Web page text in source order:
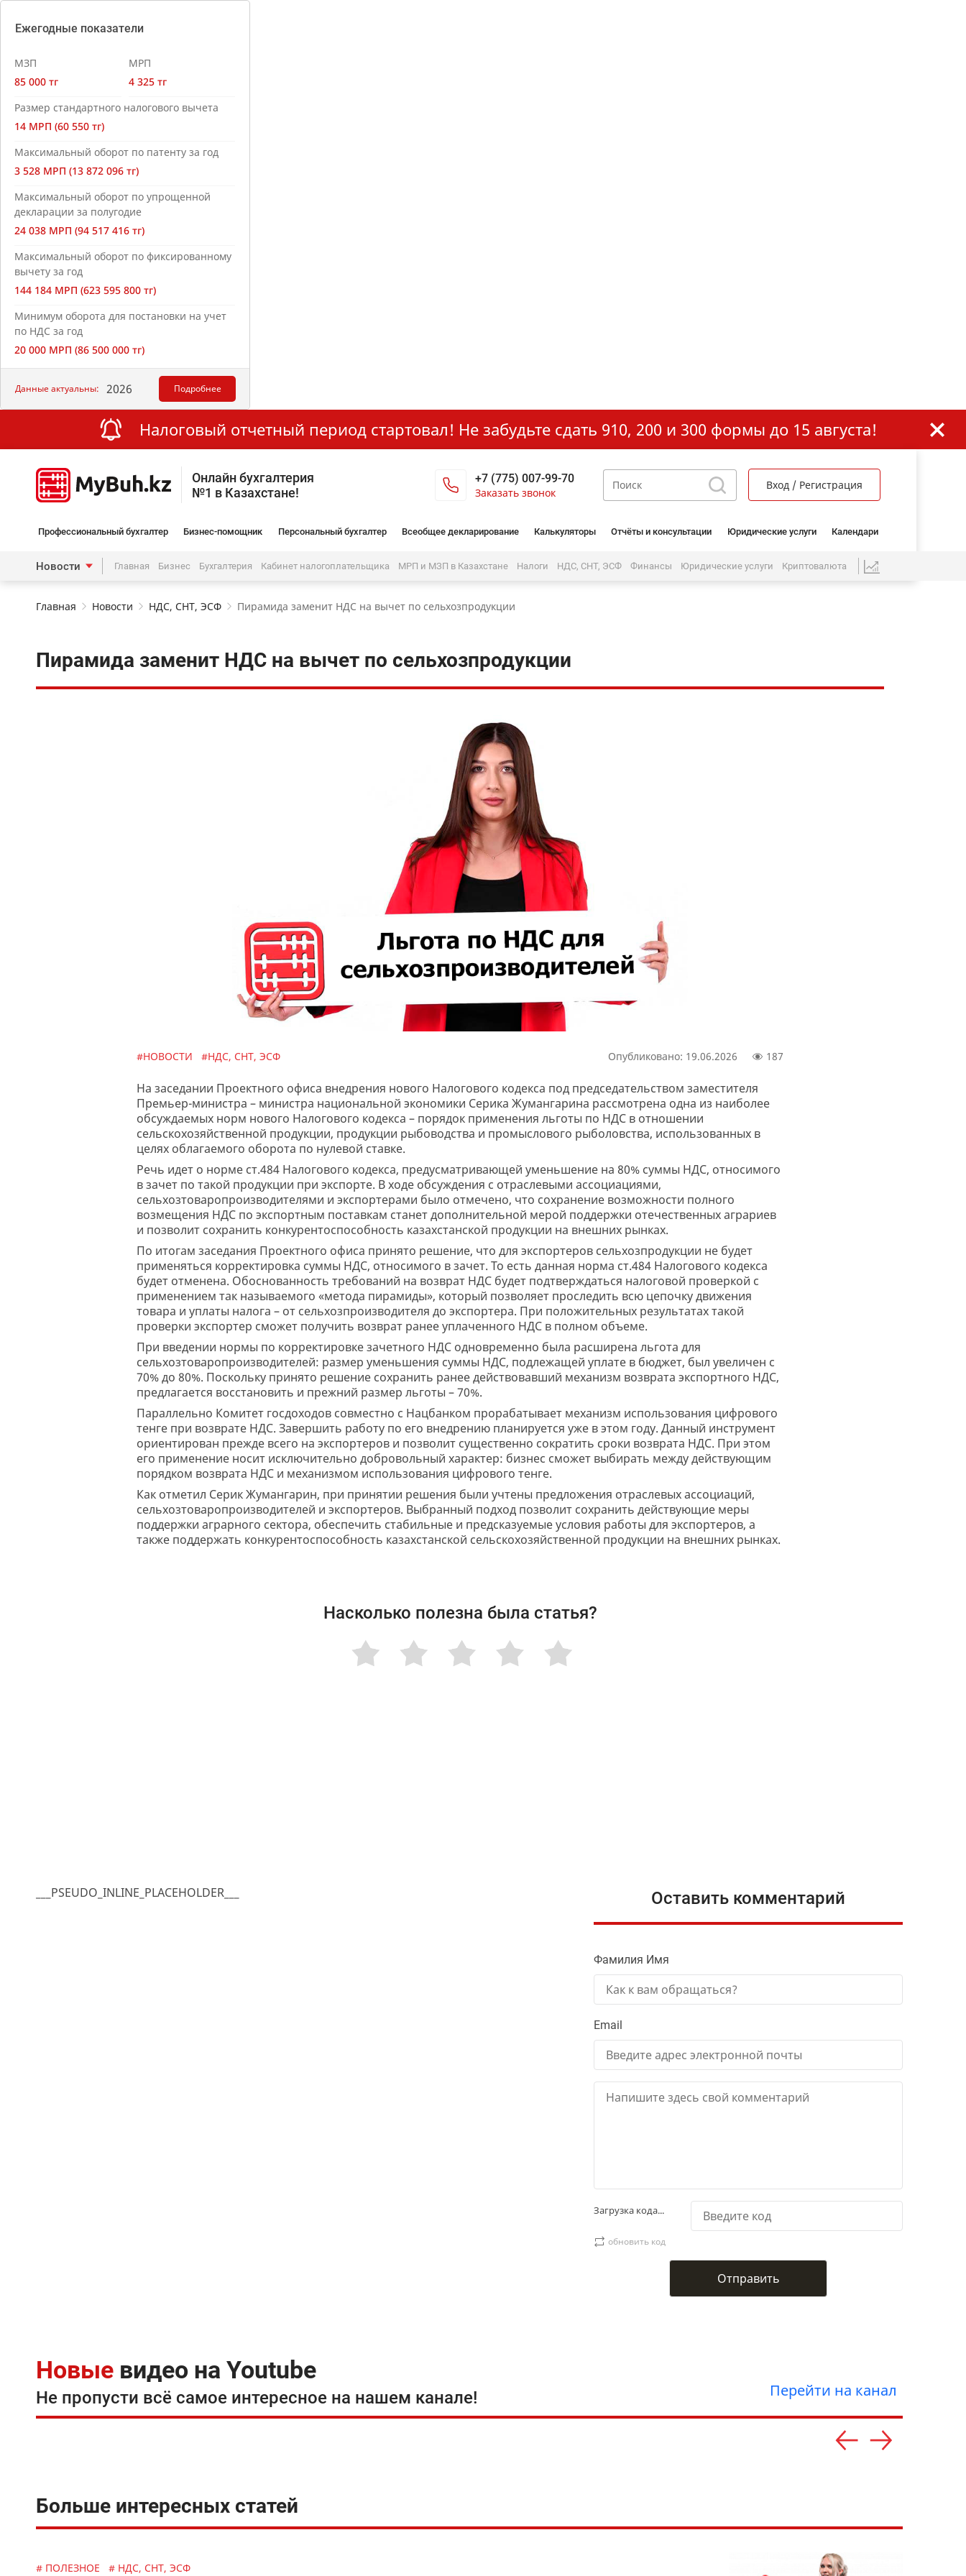
Ежегодные показатели
МЗП
85 000 тг
МРП
4 325 тг
Размер стандартного налогового вычета
14 МРП (60 550 тг)
Максимальный оборот по патенту за год
3 528 МРП (13 872 096 тг)
Максимальный оборот по упрощенной
декларации за полугодие
24 038 МРП (94 517 416 тг)
Максимальный оборот по фиксированному
вычету за год
144 184 МРП (623 595 800 тг)
Минимум оборота для постановки на учет
по НДС за год
20 000 МРП (86 500 000 тг)
Данные актуальны: 2026 Подробнее
Налоговый отчетный период стартовал! Не забудьте сдать 910, 200 и 300 формы до 15 августа!
Онлайн бухгалтерия
№1 в Казахстане!
+7 (775) 007-99-70
Заказать звонок
Вход / Регистрация
Профессиональный бухгалтер Бизнес-помощник Персональный бухгалтер Всеобщее декларирование Калькуляторы Отчёты и консультации Юридические услуги Календари
Новости Главная Бизнес Бухгалтерия Кабинет налогоплательщика МРП и МЗП в Казахстане Налоги НДС, СНТ, ЭСФ Финансы Юридические услуги Криптовалюта
Главная Новости НДС, СНТ, ЭСФ Пирамида заменит НДС на вычет по сельхозпродукции
Пирамида заменит НДС на вычет по сельхозпродукции
#НОВОСТИ #НДС, СНТ, ЭСФ Опубликовано: 19.06.2026 187
На заседании Проектного офиса внедрения нового Налогового кодекса под председательством заместителя
Премьер-министра – министра национальной экономики Серика Жумангарина рассмотрена одна из наиболее
обсуждаемых норм нового Налогового кодекса – порядок применения льготы по НДС в отношении
сельскохозяйственной продукции, продукции рыбоводства и промыслового рыболовства, использованных в
целях облагаемого оборота по нулевой ставке.
Речь идет о норме ст.484 Налогового кодекса, предусматривающей уменьшение на 80% суммы НДС, относимого
в зачет по такой продукции при экспорте. В ходе обсуждения с отраслевыми ассоциациями,
сельхозтоваропроизводителями и экспортерами было отмечено, что сохранение возможности полного
возмещения НДС по экспортным поставкам станет дополнительной мерой поддержки отечественных аграриев
и позволит сохранить конкурентоспособность казахстанской продукции на внешних рынках.
По итогам заседания Проектного офиса принято решение, что для экспортеров сельхозпродукции не будет
применяться корректировка суммы НДС, относимого в зачет. То есть данная норма ст.484 Налогового кодекса
будет отменена. Обоснованность требований на возврат НДС будет подтверждаться налоговой проверкой с
применением так называемого «метода пирамиды», который позволяет проследить всю цепочку движения
товара и уплаты налога – от сельхозпроизводителя до экспортера. При положительных результатах такой
проверки экспортер сможет получить возврат ранее уплаченного НДС в полном объеме.
При введении нормы по корректировке зачетного НДС одновременно была расширена льгота для
сельхозтоваропроизводителей: размер уменьшения суммы НДС, подлежащей уплате в бюджет, был увеличен с
70% до 80%. Поскольку принято решение сохранить ранее действовавший механизм возврата экспортного НДС,
предлагается восстановить и прежний размер льготы – 70%.
Параллельно Комитет госдоходов совместно с Нацбанком прорабатывает механизм использования цифрового
тенге при возврате НДС. Завершить работу по его внедрению планируется уже в этом году. Данный инструмент
ориентирован прежде всего на экспортеров и позволит существенно сократить сроки возврата НДС. При этом
его применение носит исключительно добровольный характер: бизнес сможет выбирать между действующим
порядком возврата НДС и механизмом использования цифрового тенге.
Как отметил Серик Жумангарин, при принятии решения были учтены предложения отраслевых ассоциаций,
сельхозтоваропроизводителей и экспортеров. Выбранный подход позволит сохранить действующие меры
поддержки аграрного сектора, обеспечить стабильные и предсказуемые условия работы для экспортеров, а
также поддержать конкурентоспособность казахстанской сельскохозяйственной продукции на внешних рынках.
Насколько полезна была статья?
___PSEUDO_INLINE_PLACEHOLDER___ Оставить комментарий
Фамилия Имя
Email
Загрузка кода...
обновить код
Новые видео на Youtube
Не пропусти всё самое интересное на нашем канале! Перейти на канал
Больше интересных статей
# ПОЛЕЗНОЕ # НДС, СНТ, ЭСФ